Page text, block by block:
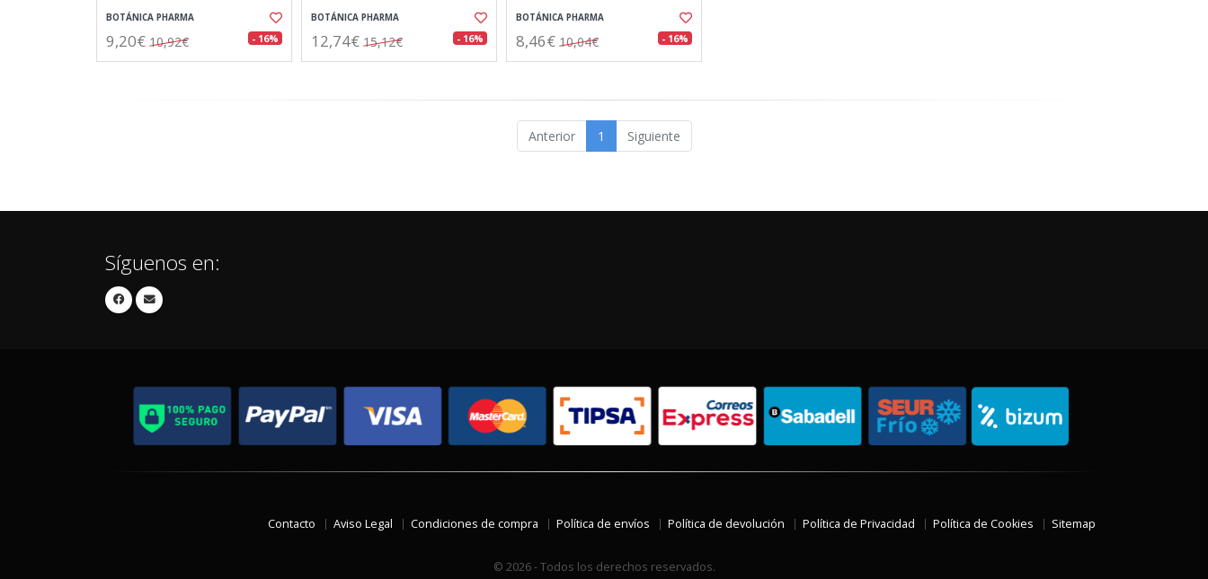
BOTÁNICA PHARMA
9,20€ 10,92€ - 16%
BOTÁNICA PHARMA
12,74€ 15,12€ - 16%
BOTÁNICA PHARMA
8,46€ 10,04€ - 16%
Anterior 1 Siguiente
Síguenos en:
Contacto Aviso Legal Condiciones de compra Política de envíos Política de devolución Política de Privacidad Política de Cookies Sitemap
© 2026 - Todos los derechos reservados.